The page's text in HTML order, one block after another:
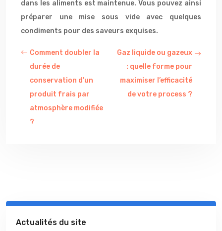
dans les aliments est maintenue. Vous pouvez ainsi
préparer une mise sous vide avec quelques
condiments pour des saveurs exquises.
Comment doubler la
durée de
conservation d’un
produit frais par
atmosphère modifiée
?
Gaz liquide ou gazeux
: quelle forme pour
maximiser l’efficacité
de votre process ?
Actualités du site